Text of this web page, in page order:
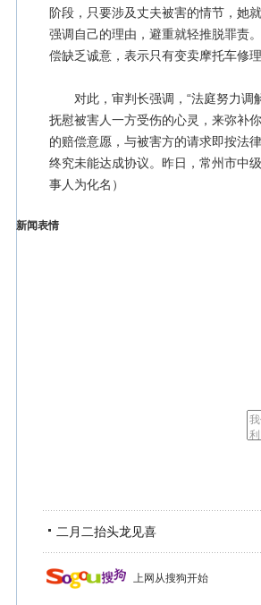
阶段，只要涉及丈夫被害的情节，她
强调自己的理由，避重就轻推脱罪责
偿缺乏诚意，表示只有变卖摩托车修
对此，审判长强调，“法庭努力调
抚慰被害人一方受伤的心灵，来弥补
的赔偿意愿，与被害方的请求即按
终究未能达成协议。昨日，常州市中
事人为化名）
新闻表情
二月二抬头龙见喜
上网从搜狗开始